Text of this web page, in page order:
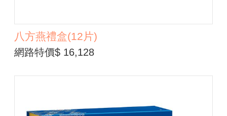
八方燕禮盒(12片)
網路特價$ 16,128